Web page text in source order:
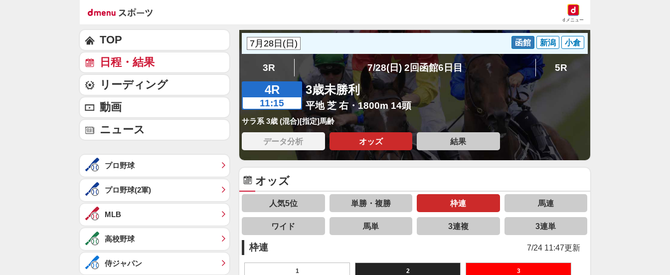
dメニュー
函館 新潟 小倉
3R 7/28(日) 2回函館6日目 5R
4R
11:15
3歳未勝利
平地 芝 右・1800m 14頭
サラ系 3歳 (混合)[指定]馬齢
データ分析 オッズ 結果
オッズ
人気5位 単勝・複勝 枠連 馬連
ワイド 馬単 3連複 3連単
枠連 7/24 11:47更新
1 2 3
TOP
日程・結果
リーディング
動画
ニュース
プロ野球
プロ野球(2軍)
MLB
高校野球
侍ジャパン